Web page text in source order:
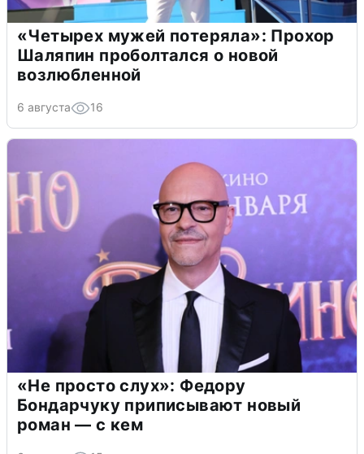
«Четырех мужей потеряла»: Прохор
Шаляпин проболтался о новой
возлюбленной
6 августа 16
«Не просто слух»: Федору
Бондарчуку приписывают новый
роман — с кем